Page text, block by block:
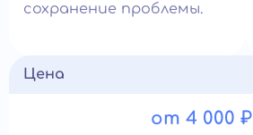
сохранение проблемы.
Цена
от 4 000 ₽